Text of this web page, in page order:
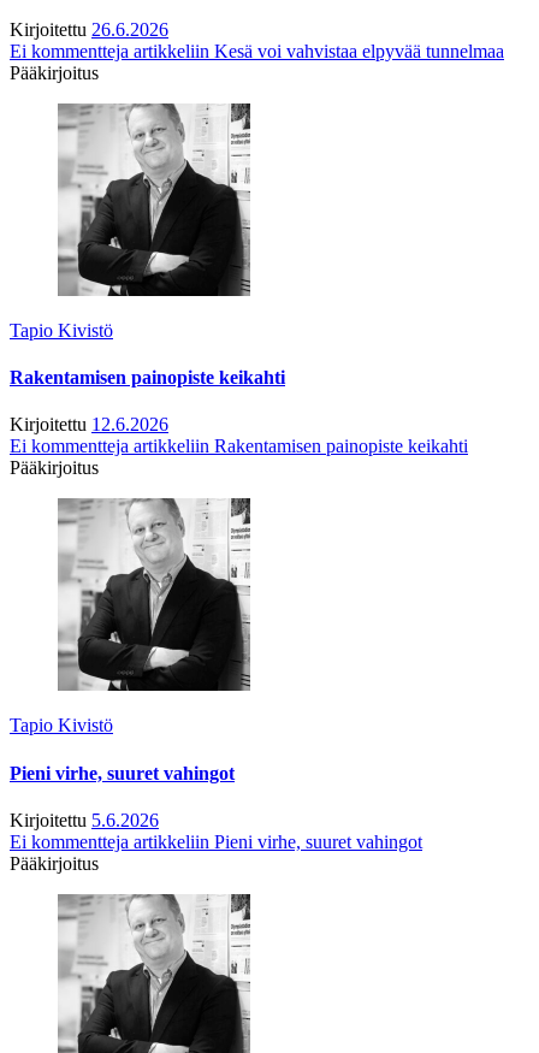
Kirjoitettu 26.6.2026
Ei kommentteja artikkeliin Kesä voi vahvistaa elpyvää tunnelmaa
Pääkirjoitus
Tapio Kivistö
Rakentamisen painopiste keikahti
Kirjoitettu 12.6.2026
Ei kommentteja artikkeliin Rakentamisen painopiste keikahti
Pääkirjoitus
Tapio Kivistö
Pieni virhe, suuret vahingot
Kirjoitettu 5.6.2026
Ei kommentteja artikkeliin Pieni virhe, suuret vahingot
Pääkirjoitus